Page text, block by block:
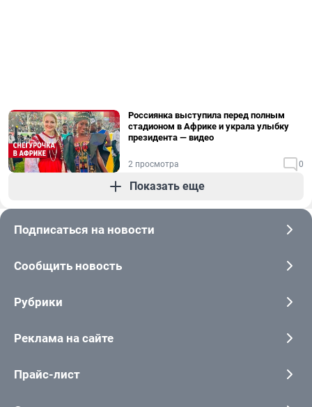
Россиянка выступила перед полным
стадионом в Африке и украла улыбку
президента — видео
2 просмотра 0
Показать еще
Подписаться на новости
Сообщить новость
Рубрики
Реклама на сайте
Прайс-лист